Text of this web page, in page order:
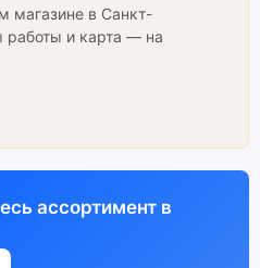
магазине в Санкт-
работы и карта — на
ассортимент в